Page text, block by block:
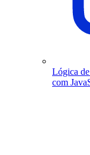
Lógica
com